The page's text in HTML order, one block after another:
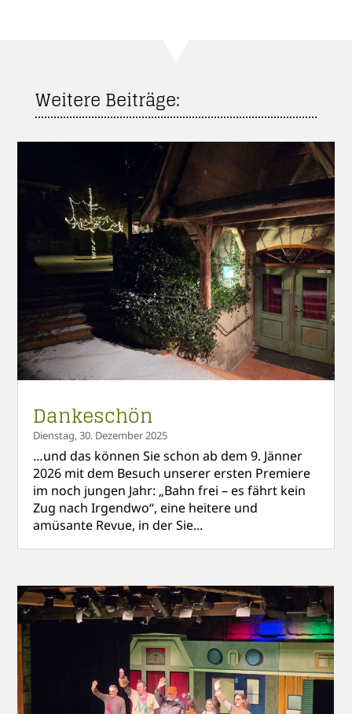
Weitere Beiträge:
Dankeschön
Dienstag, 30. Dezember 2025
…und das können Sie schon ab dem 9. Jänner
2026 mit dem Besuch unserer ersten Premiere
im noch jungen Jahr: „Bahn frei – es fährt kein
Zug nach Irgendwo“, eine heitere und
amüsante Revue, in der Sie...